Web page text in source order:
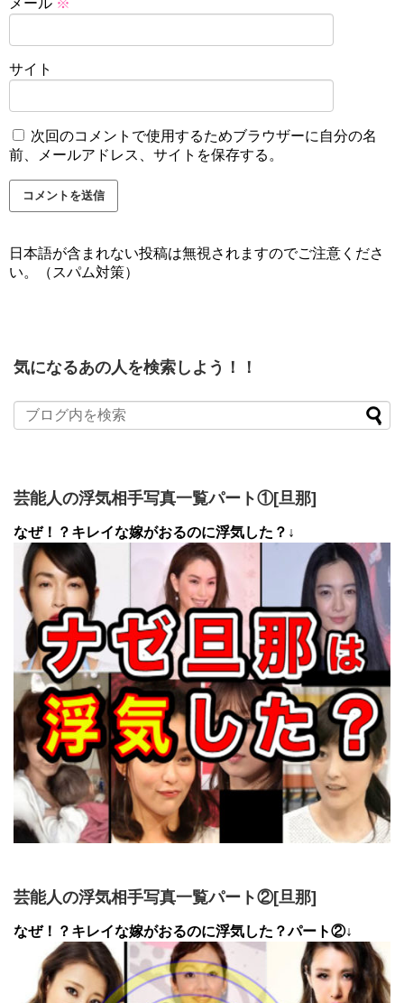
サイト
次回のコメントで使用するためブラウザーに自分の名
前、メールアドレス、サイトを保存する。
日本語が含まれない投稿は無視されますのでご注意くださ
い。（スパム対策）
気になるあの人を検索しよう！！
芸能人の浮気相手写真一覧パート①[旦那]
なぜ！？キレイな嫁がおるのに浮気した？↓
芸能人の浮気相手写真一覧パート②[旦那]
なぜ！？キレイな嫁がおるのに浮気した？パート②↓